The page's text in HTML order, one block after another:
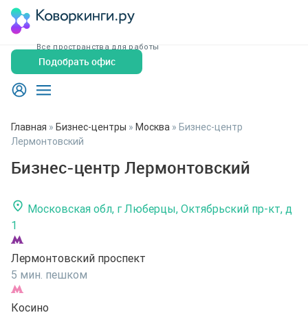
Все пространства для работы
Подобрать офис
Главная » Бизнес-центры » Москва » Бизнес-центр
Лермонтовский
Бизнес-центр Лермонтовский
Московская обл, г Люберцы, Октябрьский пр-кт, д
1
Лермонтовский проспект
5 мин. пешком
Косино